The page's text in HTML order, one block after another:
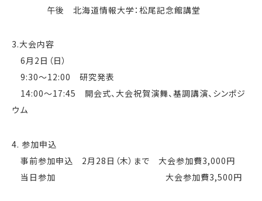
午後 北海道情報大学：松尾記念館講堂
3.大会内容
6月2日（日）
9:30～12:00 研究発表
14:00～17:45 開会式、大会祝賀演舞、基調講演、シンポジ
ウム
4. 参加申込
事前参加申込 2月28日（木）まで 大会参加費3,000円
当日参加 大会参加費3,500円